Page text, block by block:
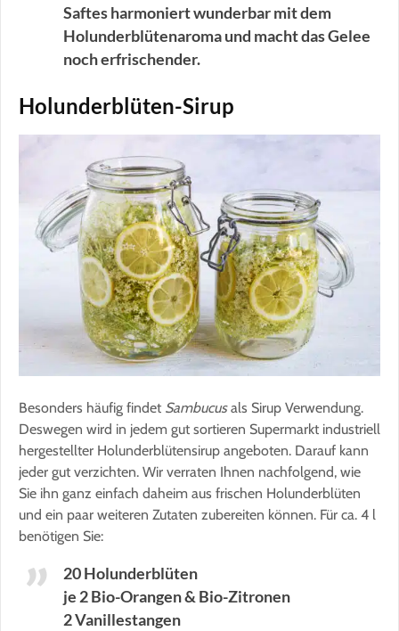
Saftes harmoniert wunderbar mit dem
Holunderblütenaroma und macht das Gelee
noch erfrischender.
Holunderblüten-Sirup
Besonders häufig findet Sambucusals Sirup Verwendung.
Deswegen wird in jedem gut sortieren Supermarkt industriell
hergestellter Holunderblütensirup angeboten. Darauf kann
jeder gut verzichten. Wir verraten Ihnen nachfolgend, wie
Sie ihn ganz einfach daheim aus frischen Holunderblüten
und ein paar weiteren Zutaten zubereiten können. Für ca. 4 l
benötigen Sie:
20 Holunderblüten
je 2 Bio-Orangen & Bio-Zitronen
2 Vanillestangen